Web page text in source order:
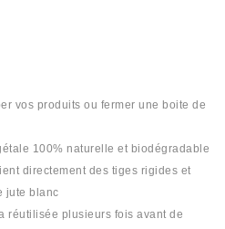
vos produits ou fermer une boite de
100% naturelle et biodégradable
directement des tiges rigides et
jute blanc
réutilisée plusieurs fois avant de